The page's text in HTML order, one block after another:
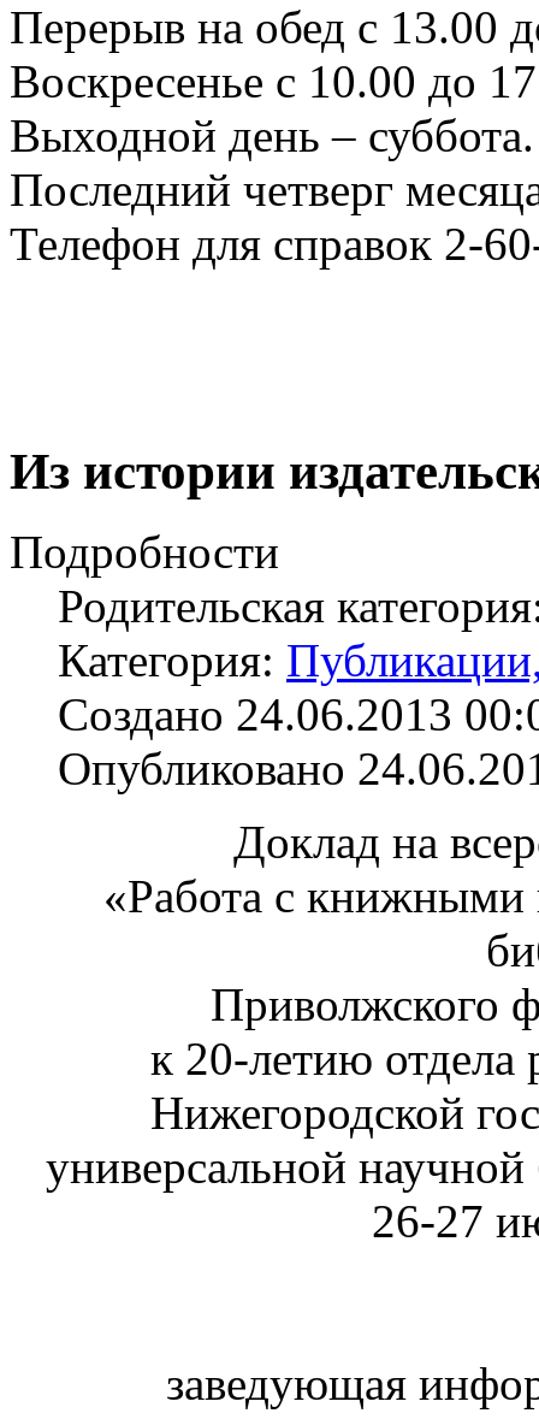
Перерыв на обед с 13.00
Воскресенье с 10.00 до
Выходной день – суббота.
Последний четверг
Телефон для справок 2-
Из истории
Подробности
Родительская
Категория:
Создано 24.06.2013
Опубликовано
Доклад на
«Работа с книжными
Приволжского
к 20-летию отдела
Нижегородской
универсальной
26-27
заведующая